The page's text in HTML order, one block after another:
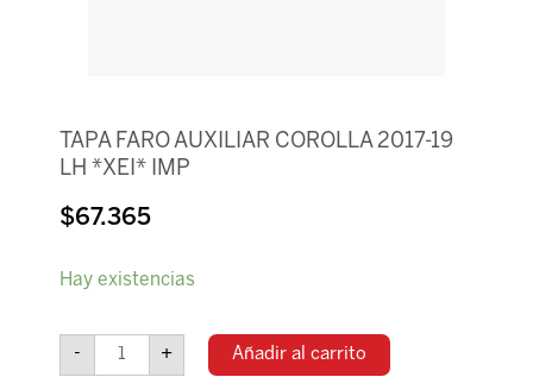
TAPA FARO AUXILIAR COROLLA 2017-19
LH *XEI* IMP
$67.365
Hay existencias
-
FARO
COROLLA
2017-
+ Añadir al carrito